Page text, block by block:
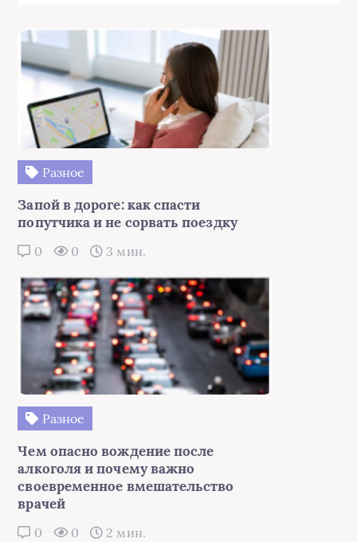
Разное
Запой в дороге: как спасти
попутчика и не сорвать поездку
0 0 3 мин.
Разное
Чем опасно вождение после
алкоголя и почему важно
своевременное вмешательство
врачей
0 0 2 мин.